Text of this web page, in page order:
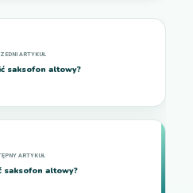
saksofon altowy?
saksofon altowy?